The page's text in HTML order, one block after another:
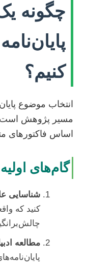
چگونه
کنیم؟
انتخاب موضوع
مسیر پژوهش است.
اساس فاکتورهای
گام‌های
شناسایی
کنید که
مطالعه